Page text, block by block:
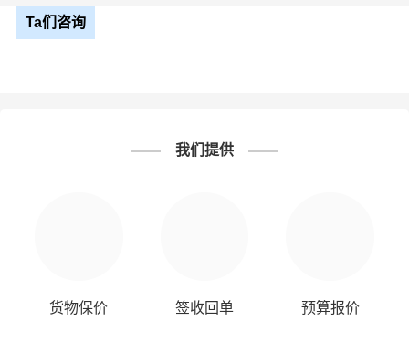
Ta们咨询
我们提供
货物保价 签收回单 预算报价